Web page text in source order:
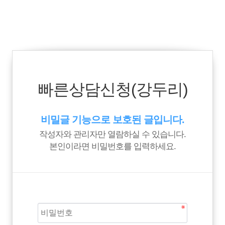
빠른상담신청(강두리)
비밀글 기능으로 보호된 글입니다.
작성자와 관리자만 열람하실 수 있습니다.
본인이라면 비밀번호를 입력하세요.